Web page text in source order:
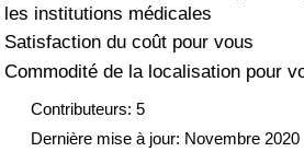
les institutions médicales
Satisfaction du coût pour vous
Commodité de la localisation pour
Contributeurs: 5
Dernière mise à jour: Novembre 2020
Indice des soins de santé
Indice des soins de santé par
Pollution